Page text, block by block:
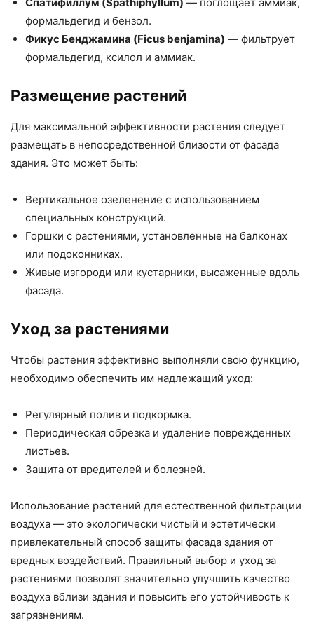
формальдегид и бензол.
Фикус Бенджамина (Ficus benjamina) — фильтрует
формальдегид, ксилол и аммиак.
Размещение растений
Для максимальной эффективности растения следует
размещать в непосредственной близости от фасада
здания. Это может быть:
Вертикальное озеленение с использованием
специальных конструкций.
Горшки с растениями, установленные на балконах
или подоконниках.
Живые изгороди или кустарники, высаженные вдоль
фасада.
Уход за растениями
Чтобы растения эффективно выполняли свою функцию,
необходимо обеспечить им надлежащий уход:
Регулярный полив и подкормка.
Периодическая обрезка и удаление поврежденных
листьев.
Защита от вредителей и болезней.
Использование растений для естественной фильтрации
воздуха — это экологически чистый и эстетически
привлекательный способ защиты фасада здания от
вредных воздействий. Правильный выбор и уход за
растениями позволят значительно улучшить качество
воздуха вблизи здания и повысить его устойчивость к
загрязнениям.